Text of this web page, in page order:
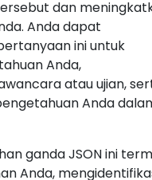
dan
Anda dapat
ini untuk
Anda,
atau ujian,
Anda
ganda JSON ini
Anda,